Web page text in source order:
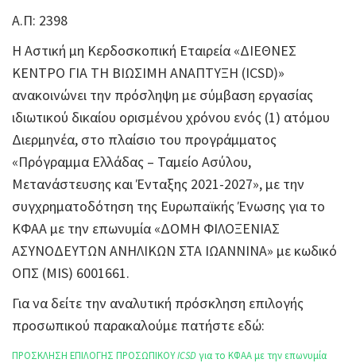
Α.Π: 2398
Η Αστική μη Κερδοσκοπική Εταιρεία «ΔΙΕΘΝΕΣ
ΚΕΝΤΡΟ ΓΙΑ ΤΗ ΒΙΩΣΙΜΗ ΑΝΑΠΤΥΞΗ (ICSD)»
ανακοινώνει την πρόσληψη με σύμβαση εργασίας
ιδιωτικού δικαίου ορισμένου χρόνου ενός (1) ατόμου
Διερμηνέα, στο πλαίσιο του προγράμματος
«Πρόγραμμα Ελλάδας – Ταμείο Ασύλου,
Μετανάστευσης και Ένταξης 2021-2027», με την
συγχρηματοδότηση της Ευρωπαϊκής Ένωσης για το
ΚΦΑΑ με την επωνυμία «ΔΟΜΗ ΦΙΛΟΞΕΝΙΑΣ
ΑΣΥΝΟΔΕΥΤΩΝ ΑΝΗΛΙΚΩΝ ΣΤΑ ΙΩΑΝΝΙΝΑ» με κωδικό
ΟΠΣ (MIS) 6001661.
Για να δείτε την αναλυτική πρόσκληση επιλογής
προσωπικού παρακαλούμε πατήστε εδώ:
ΠΡΟΣΚΛΗΣΗ ΕΠΙΛΟΓΗΣ ΠΡΟΣΩΠΙΚΟΥICSDγια το ΚΦΑΑ με την επωνυμία